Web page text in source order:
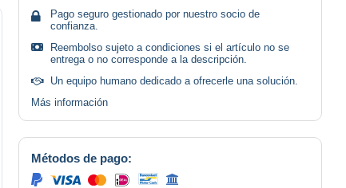
Pago seguro gestionado por nuestro socio de
confianza.
Reembolso sujeto a condiciones si el artículo no se
entrega o no corresponde a la descripción.
Un equipo humano dedicado a ofrecerle una solución.
Más información
Métodos de pago: